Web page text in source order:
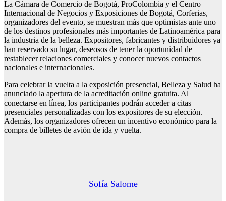
La Cámara de Comercio de Bogotá, ProColombia y el Centro
Internacional de Negocios y Exposiciones de Bogotá, Corferias,
organizadores del evento, se muestran más que optimistas ante uno
de los destinos profesionales más importantes de Latinoamérica para
la industria de la belleza. Expositores, fabricantes y distribuidores ya
han reservado su lugar, deseosos de tener la oportunidad de
restablecer relaciones comerciales y conocer nuevos contactos
nacionales e internacionales.
Para celebrar la vuelta a la exposición presencial, Belleza y Salud ha
anunciado la apertura de la acreditación online gratuita. Al
conectarse en línea, los participantes podrán acceder a citas
presenciales personalizadas con los expositores de su elección.
Además, los organizadores ofrecen un incentivo económico para la
compra de billetes de avión de ida y vuelta.
Sofía Salome